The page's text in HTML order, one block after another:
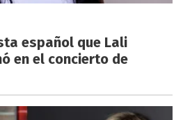
español que Lali
en el concierto de